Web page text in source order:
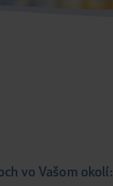
vo Vašom okolí: